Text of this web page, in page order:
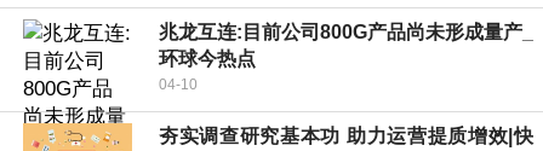
兆龙互连:目前公司800G产品尚未形成量产_
环球今热点
04-10
夯实调查研究基本功 助力运营提质增效|快